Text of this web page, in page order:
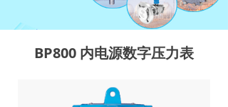
BP800 内电源数字压力表